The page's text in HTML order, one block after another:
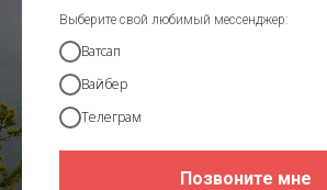
Выберите свой любимый мессенджер:
Ватсап
Вайбер
Телеграм
Позвоните мне